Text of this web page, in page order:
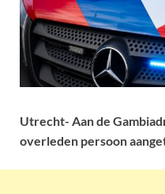
Utrecht- Aan de
overleden persoon